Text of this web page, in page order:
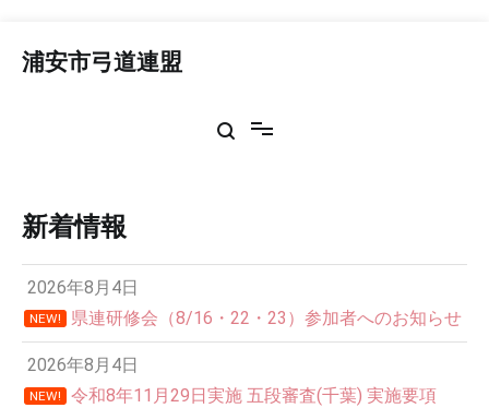
浦安市弓道連盟
新着情報
2026年8月4日
NEW! 県連研修会（8/16・22・23）参加者へのお知らせ
2026年8月4日
NEW! 令和8年11月29日実施 五段審査(千葉) 実施要項